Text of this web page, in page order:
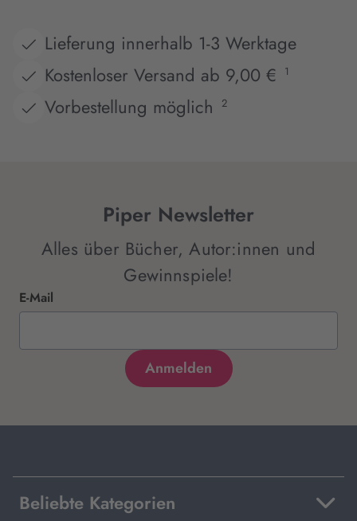
Lieferung innerhalb 1-3 Werktage
Kostenloser Versand ab 9,00 €
1
Vorbestellung möglich 2
Piper Newsletter
Alles über Bücher, Autor:innen und
Gewinnspiele!
E-Mail
Beliebte Kategorien